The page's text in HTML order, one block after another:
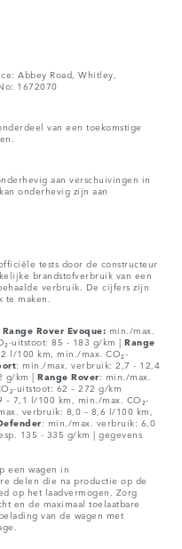
Abbey Road, Whitley,
1672070
van een toekomstige
aan verschuivingen in
onderhevig zijn aan
tests door de constructeur
brandstofverbruik van een
verbruik. De cijfers zijn
maken.
Rover Evoque: min./max.
uitstoot: 85 - 183 g/km | Range
l/100 km, min./max. CO₂-
: min./max. verbruik: 2,7 - 12,4
g/km | Range Rover: min./max.
uitstoot: 62 – 272 g/km
7,1 l/100 km, min./max. CO₂-
verbruik: 8,0 – 8,6 l/100 km,
: min./max. verbruik: 6,0
135 - 335 g/km | gegevens
een wagen in
delen die na productie op de
op het laadvermogen. Zorg
en de maximaal toelaatbare
van de wagen met